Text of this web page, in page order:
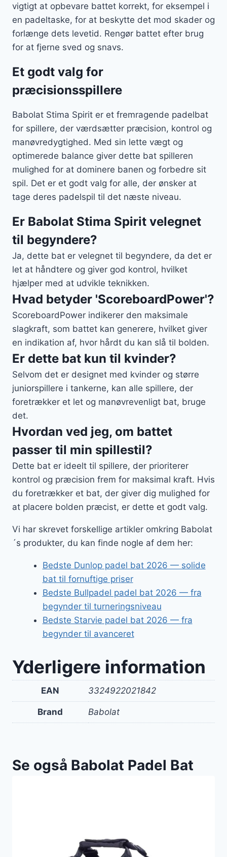
vigtigt at opbevare battet korrekt, for eksempel i
en padeltaske, for at beskytte det mod skader og
forlænge dets levetid. Rengør battet efter brug
for at fjerne sved og snavs.
Et godt valg for
præcisionsspillere
Babolat Stima Spirit er et fremragende padelbat
for spillere, der værdsætter præcision, kontrol og
manøvredygtighed. Med sin lette vægt og
optimerede balance giver dette bat spilleren
mulighed for at dominere banen og forbedre sit
spil. Det er et godt valg for alle, der ønsker at
tage deres padelspil til det næste niveau.
Er Babolat Stima Spirit velegnet
til begyndere?
Ja, dette bat er velegnet til begyndere, da det er
let at håndtere og giver god kontrol, hvilket
hjælper med at udvikle teknikken.
Hvad betyder 'ScoreboardPower'?
ScoreboardPower indikerer den maksimale
slagkraft, som battet kan generere, hvilket giver
en indikation af, hvor hårdt du kan slå til bolden.
Er dette bat kun til kvinder?
Selvom det er designet med kvinder og større
juniorspillere i tankerne, kan alle spillere, der
foretrækker et let og manøvrevenligt bat, bruge
det.
Hvordan ved jeg, om battet
passer til min spillestil?
Dette bat er ideelt til spillere, der prioriterer
kontrol og præcision frem for maksimal kraft. Hvis
du foretrækker et bat, der giver dig mulighed for
at placere bolden præcist, er dette et godt valg.
Vi har skrevet forskellige artikler omkring Babolat
´s produkter, du kan finde nogle af dem her:
Bedste Dunlop padel bat 2026 — solide
bat til fornuftige priser
Bedste Bullpadel padel bat 2026 — fra
begynder til turneringsniveau
Bedste Starvie padel bat 2026 — fra
begynder til avanceret
Yderligere information
EAN 3324922021842
Brand Babolat
Se også Babolat Padel Bat